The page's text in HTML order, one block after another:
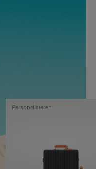
Personalisieren